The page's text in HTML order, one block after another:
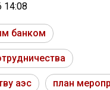
14:08
банком
аэс план